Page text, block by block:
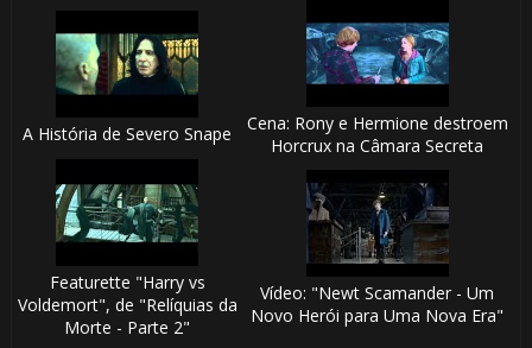
A História de Severo Snape
Cena: Rony e Hermione destroem
Horcrux na Câmara Secreta
Featurette "Harry vs
Voldemort", de "Relíquias da
Morte - Parte 2"
Vídeo: "Newt Scamander - Um
Novo Herói para Uma Nova Era"